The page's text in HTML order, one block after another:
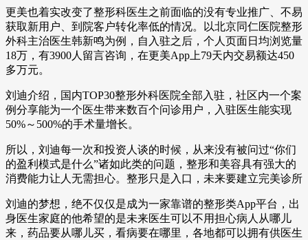
更美也着实改变了整形科医生之前面临的没有专业推广、不易
获取新用户、到院客户转化率低的情况。以北京同仁医院整形
外科主治医生韩新鸣为例，自入驻之后，个人页面日均浏览量
18万，有3900人留言咨询，在更美App上79天内交易额达450
多万元。
刘迪介绍，国内TOP30整形外科医院全部入驻，社区内一个案
例分享能为一个医生带来数百个问诊用户，入驻医生能实现
50%～500%的手术量增长。
所以，刘迪每一次和投资人谈的时候，从来没有被问过“你们
的盈利模式是什么”诸如此类的问题，整形和美容具有强大的
消费能力让人无需担心。整形只是入口，未来要建立完美诊所
刘迪的梦想，绝不仅仅是成为一家靠谱的整形类App平台，出
身医生家庭的他希望的是未来医生可以不用担心病人从哪儿
来，药品要从哪儿买，看病要在哪里，各地都可以拥有供医生